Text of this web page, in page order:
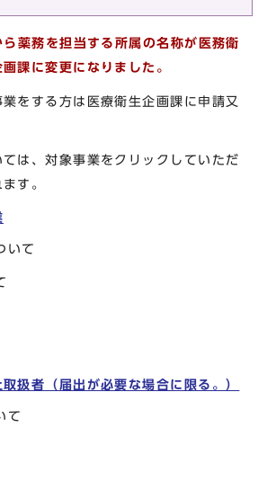
薬務を担当する所属の名称が医務衛
課に変更になりました。
をする方は医療衛生企画課に申請又
は、対象事業をクリックしていただ
す。
いて
扱者（届出が必要な場合に限る。）
て